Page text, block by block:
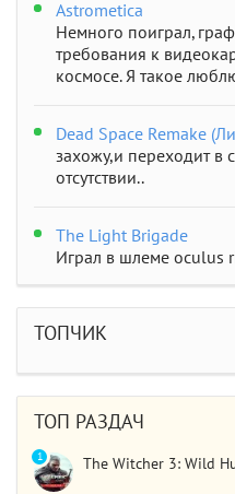
Astrometica
Немного поиграл,
требования к
космосе. Я такое
Dead Space Remake
захожу,и переходит в
отсутствии..
The Light Brigade
Играл в шлеме oculus
сюжет и..
ТОПЧИК
ТОП РАЗДАЧ
The Witcher 3: Wild
1